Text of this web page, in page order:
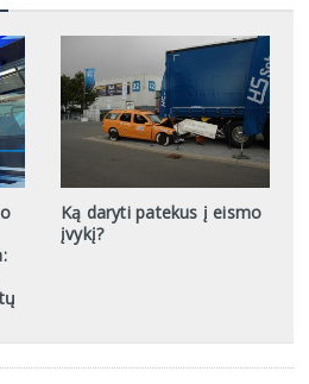
Ką daryti patekus į eismo
įvykį?